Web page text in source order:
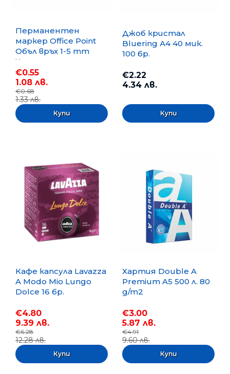
Перманентен
маркер Office Point
Объл връх 1-5 mm
Черен
€0.55
1.08 лв.
€0.68
1.33 лв.
Джоб кристал
Bluering А4 40 мик.
100 бр.
€2.22
4.34 лв.
Кафе капсула Lavazza
A Modo Mio Lungo
Dolce 16 бр.
€4.80
9.39 лв.
€6.28
12.28 лв.
Хартия Double A
Premium A5 500 л. 80
g/m2
€3.00
5.87 лв.
€4.91
9.60 лв.